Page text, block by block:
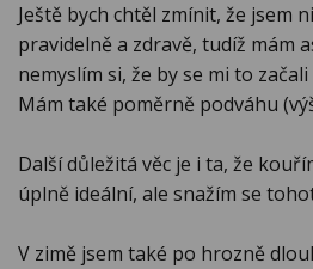
Ještě bych chtěl zmínit, že jsem
pravidelně a zdravě, tudíž mám
nemyslím si, že by se mi to
Mám také poměrně podváhu
Další důležitá věc je i ta, že
úplně ideální, ale snažím se
V zimě jsem také po hrozně